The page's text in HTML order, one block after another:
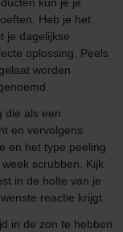
Heb je het
je dagelijkse
oplossing. Peels
worden
die als een
en vervolgens
en het type peeling
scrubben. Kijk
in de holte van je
reactie krijgt.
in de zon te hebben